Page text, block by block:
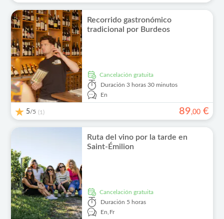
Recorrido gastronómico
tradicional por Burdeos
cancelación gratuita
Duración 3 horas 30 minutos
En
5/5 (1) 89,00 €
Ruta del vino por la tarde en
Saint-Émilion
cancelación gratuita
Duración 5 horas
En,Fr